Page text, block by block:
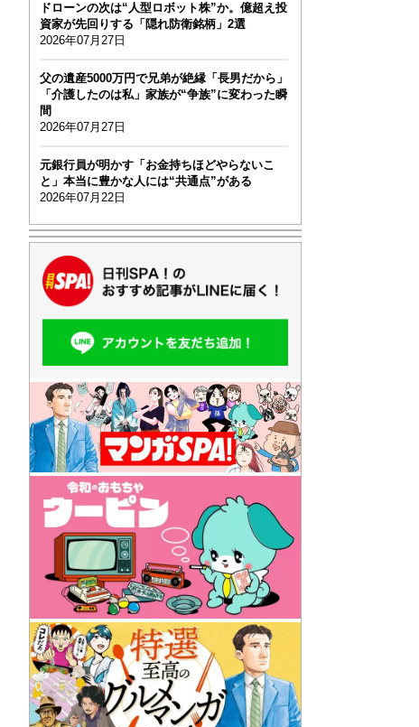
ドローンの次は“人型ロボット株”か。億超え投
資家が先回りする「隠れ防衛銘柄」2選
2026年07月27日
父の遺産5000万円で兄弟が絶縁「長男だから」
「介護したのは私」家族が“争族”に変わった瞬
間
2026年07月27日
元銀行員が明かす「お金持ちほどやらないこ
と」本当に豊かな人には“共通点”がある
2026年07月22日